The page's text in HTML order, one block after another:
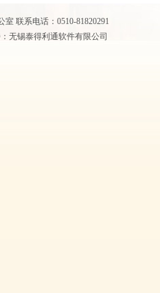
联系电话：0510-81820291
无锡泰得利通软件有限公司